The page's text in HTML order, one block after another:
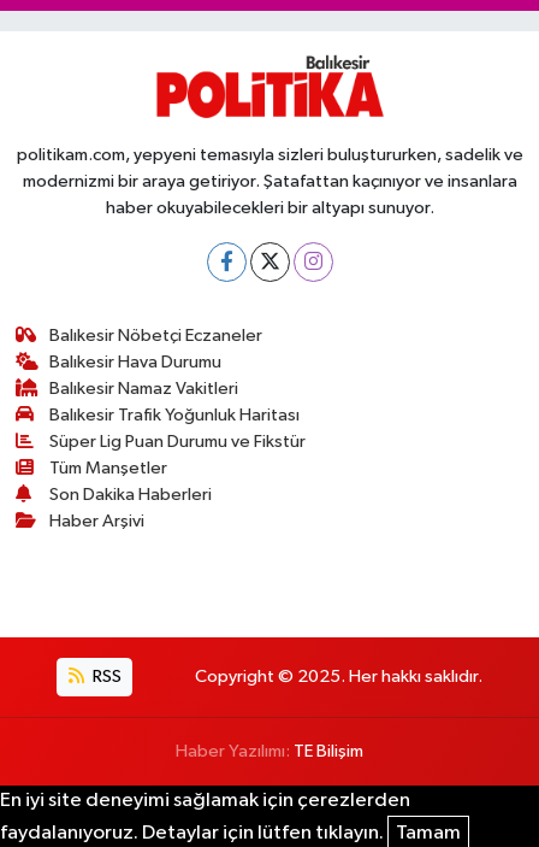
politikam.com, yepyeni temasıyla sizleri buluştururken, sadelik ve
modernizmi bir araya getiriyor. Şatafattan kaçınıyor ve insanlara
haber okuyabilecekleri bir altyapı sunuyor.
Balıkesir Nöbetçi Eczaneler
Balıkesir Hava Durumu
Balıkesir Namaz Vakitleri
Balıkesir Trafik Yoğunluk Haritası
Süper Lig Puan Durumu ve Fikstür
Tüm Manşetler
Son Dakika Haberleri
Haber Arşivi
RSS Copyright © 2025. Her hakkı saklıdır.
Haber Yazılımı: TE Bilişim
En iyi site deneyimi sağlamak için çerezlerden
faydalanıyoruz. Detaylar için lütfen tıklayın.
Tamam